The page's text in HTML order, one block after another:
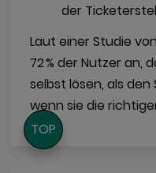
der
Laut einer Studie
72 % der Nutzer an,
selbst lösen, als
wenn sie die
TOP